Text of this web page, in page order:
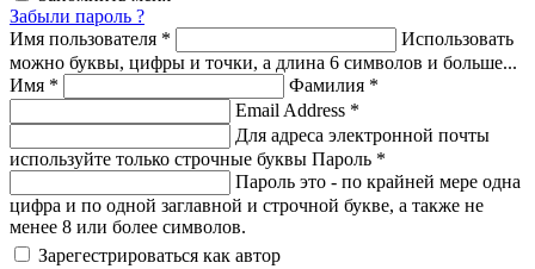
Забыли пароль ?
Имя пользователя *
Использовать
можно буквы, цифры и точки, а длина 6 символов и больше...
Имя * Фамилия *
Email Address *
Для адреса электронной почты
используйте только строчные буквы Пароль *
Пароль это - по крайней мере одна
цифра и по одной заглавной и строчной букве, а также не
менее 8 или более символов.
Зарегестрироваться как автор